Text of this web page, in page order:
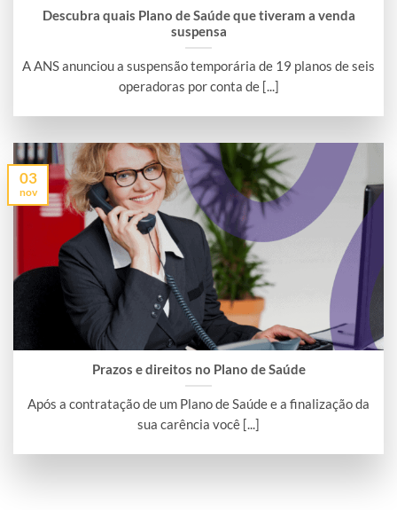
Descubra quais Plano de Saúde que tiveram a venda
suspensa
A ANS anunciou a suspensão temporária de 19 planos de seis
operadoras por conta de [...]
Prazos e direitos no Plano de Saúde
Após a contratação de um Plano de Saúde e a finalização da
sua carência você [...]
03
nov